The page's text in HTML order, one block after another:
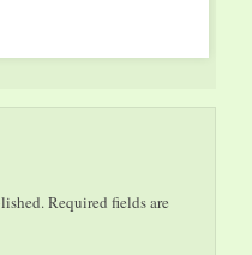
Required fields are